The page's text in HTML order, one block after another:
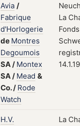
Avia /
Fabrique
d'Horlogerie
de Montres
Degoumois
SA/ Montex
SA/ Mead &
Co./ Rode
Watch
La
H.V.
La